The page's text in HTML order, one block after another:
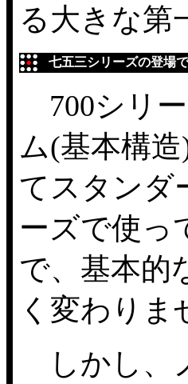
る大きな第
七五三シリーズの登場
700シリ
ム(基本構
てスタンダ
ーズで使っ
で、基本的
く変わりま
しかし、